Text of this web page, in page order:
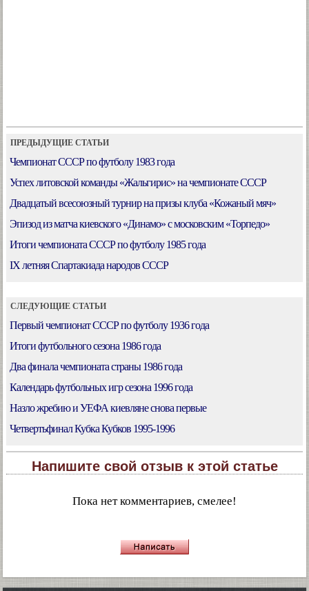
ПРЕДЫДУЩИЕ СТАТЬИ
Чемпионат СССР по футболу 1983 года
Успех литовской команды «Жальгирис» на чемпионате СССР
Двадцатый всесоюзный турнир на призы клуба «Кожаный мяч»
Эпизод из матча киевского «Динамо» с московским «Торпедо»
Итоги чемпионата СССР по футболу 1985 года
IX летняя Спартакиада народов СССР
СЛЕДУЮЩИЕ СТАТЬИ
Первый чемпионат СССР по футболу 1936 года
Итоги футбольного сезона 1986 года
Два финала чемпионата страны 1986 года
Календарь футбольных игр сезона 1996 года
Назло жребию и УЕФА киевляне снова первые
Четвертьфинал Кубка Кубков 1995-1996
Напишите свой отзыв к этой статье
Пока нет комментариев, смелее!